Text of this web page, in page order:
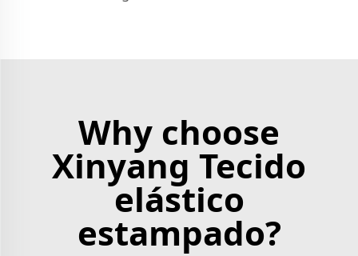
Why choose
Xinyang Tecido
elástico
estampado?